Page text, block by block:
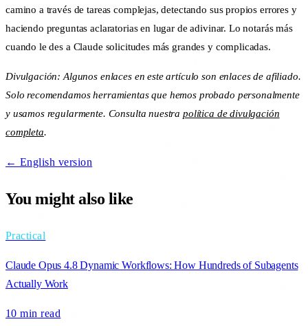
camino a través de tareas complejas, detectando sus propios errores y
haciendo preguntas aclaratorias en lugar de adivinar. Lo notarás más
cuando le des a Claude solicitudes más grandes y complicadas.
Divulgación: Algunos enlaces en este artículo son enlaces de afiliado.
Solo recomendamos herramientas que hemos probado personalmente
y usamos regularmente. Consulta nuestrapolítica de divulgación
completa.
← English version
You might also like
Practical
Claude Opus 4.8 Dynamic Workflows: How Hundreds of Subagents
Actually Work
10 min read